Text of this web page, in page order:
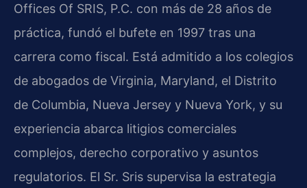
Offices Of SRIS, P.C. con más de 28 años de
práctica, fundó el bufete en 1997 tras una
carrera como fiscal. Está admitido a los colegios
de abogados de Virginia, Maryland, el Distrito
de Columbia, Nueva Jersey y Nueva York, y su
experiencia abarca litigios comerciales
complejos, derecho corporativo y asuntos
regulatorios. El Sr. Sris supervisa la estrategia